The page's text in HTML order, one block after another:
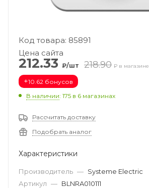
Код товара: 85891
Цена сайта
212.33 ₽/шт 218.90 ₽ в магазине
+10.62 бонусов
В наличии: 175 в 6 магазинах
Рассчитать доставку
Подобрать аналог
Характеристики
Производитель — Systeme Electric
Артикул — BLNRA010111